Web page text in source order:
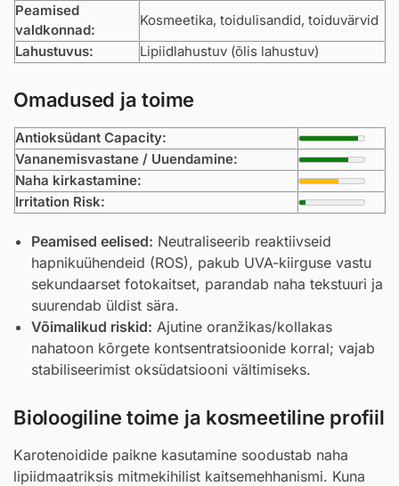
Peamised
valdkonnad:
Kosmeetika, toidulisandid, toiduvärvid
Lahustuvus:
Lipiidlahustuv (õlis lahustuv)
Omadused ja toime
Antioksüdant Capacity:
Vananemisvastane / Uuendamine:
Naha kirkastamine:
Irritation Risk:
Peamised eelised: Neutraliseerib reaktiivseid
hapnikuühendeid (ROS), pakub UVA-kiirguse vastu
sekundaarset fotokaitset, parandab naha tekstuuri ja
suurendab üldist sära.
Võimalikud riskid: Ajutine oranžikas/kollakas
nahatoon kõrgete kontsentratsioonide korral; vajab
stabiliseerimist oksüdatsiooni vältimiseks.
Bioloogiline toime ja kosmeetiline profiil
Karotenoidide paikne kasutamine soodustab naha
lipiidmaatriksis mitmekihilist kaitsemehhanismi. Kuna